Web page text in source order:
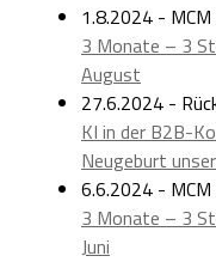
1.8.2024 -
3 Monate – 3
August
27.6.2024 -
KI in der B2B-
Neugeburt
6.6.2024 -
3 Monate – 3
Juni